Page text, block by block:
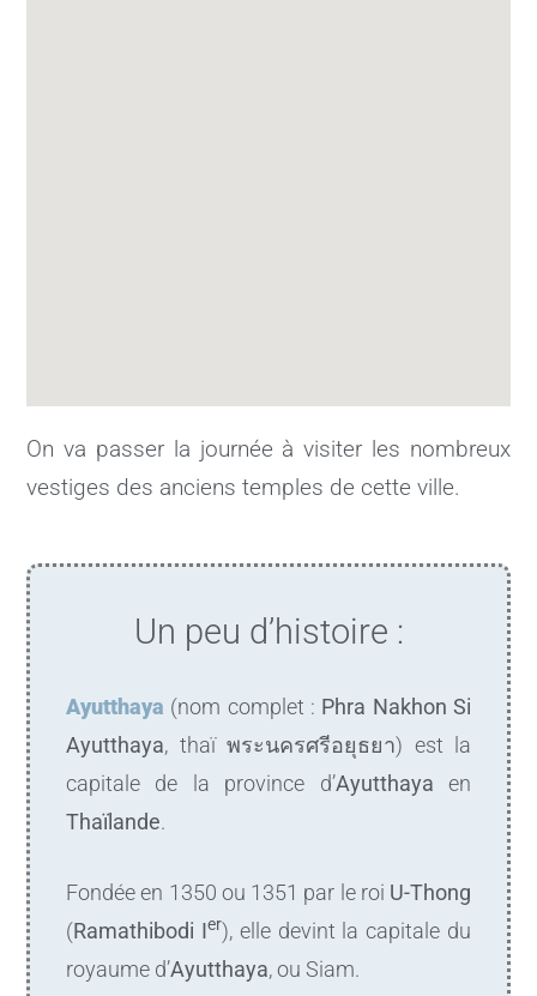
On va passer la journée à visiter les nombreux
vestiges des anciens temples de cette ville.
Un peu d’histoire :
Ayutthaya (nom complet : Phra Nakhon Si
Ayutthaya, thaï พระนครศรีอยุธยา) est la
capitale de la province d’Ayutthaya en
Thaïlande.
Fondée en 1350 ou 1351 par le roi U-Thong
(Ramathibodi Ier), elle devint la capitale du
royaume d’Ayutthaya, ou Siam.